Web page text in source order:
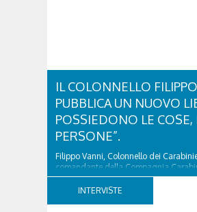
IL COLONNELLO
PUBBLICA UN NUOVO
POSSIEDONO LE COSE,
PERSONE”.
Filippo Vanni, Colonnello dei
comandante della Compagnia
d’Ampezzo sino al 2010, esperto di
nazionale ed europea, è l’ideatore del
INTERVISTE